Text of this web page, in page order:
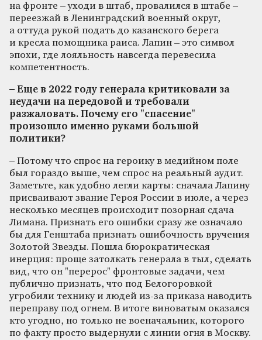
на фронте – уходи в штаб, провалился в штабе –
переезжай в Ленинградский военный округ,
а оттуда рукой подать до казанского берега
и кресла помощника раиса. Лапин – это символ
эпохи, где лояльность навсегда перевесила
компетентность.
– Еще в 2022 году генерала критиковали за
неудачи на передовой и требовали
разжаловать. Почему его "спасение"
произошло именно руками большой
политики?
– Потому что спрос на героику в медийном поле
был гораздо выше, чем спрос на реальный аудит.
Заметьте, как удобно легли карты: сначала Лапину
присваивают звание Героя России в июле, а через
несколько месяцев происходит позорная сдача
Лимана. Признать его ошибки сразу же означало
бы для Генштаба признать ошибочность вручения
Золотой Звезды. Пошла бюрократическая
инерция: проще затолкать генерала в тыл, сделать
вид, что он "перерос" фронтовые задачи, чем
публично признать, что под Белогоровкой
угробили технику и людей из-за приказа наводить
переправу под огнем. В итоге виноватым оказался
кто угодно, но только не военачальник, которого
по факту просто выдернули с линии огня в Москву.